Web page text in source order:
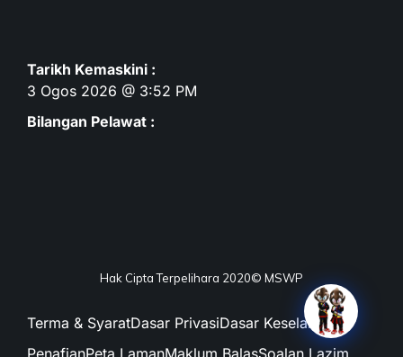
Tarikh Kemaskini :
3 Ogos 2026 @ 3:52 PM
Bilangan Pelawat :
Hak Cipta Terpelihara 2020© MSWP
Terma & SyaratDasar PrivasiDasar Keselamatan
PenafianPeta LamanMaklum BalasSoalan Lazim